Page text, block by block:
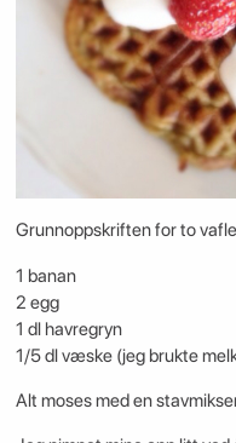
Grunnoppskriften for to
1 banan
2 egg
1 dl havregryn
1/5 dl væske (jeg brukte
Alt moses med en